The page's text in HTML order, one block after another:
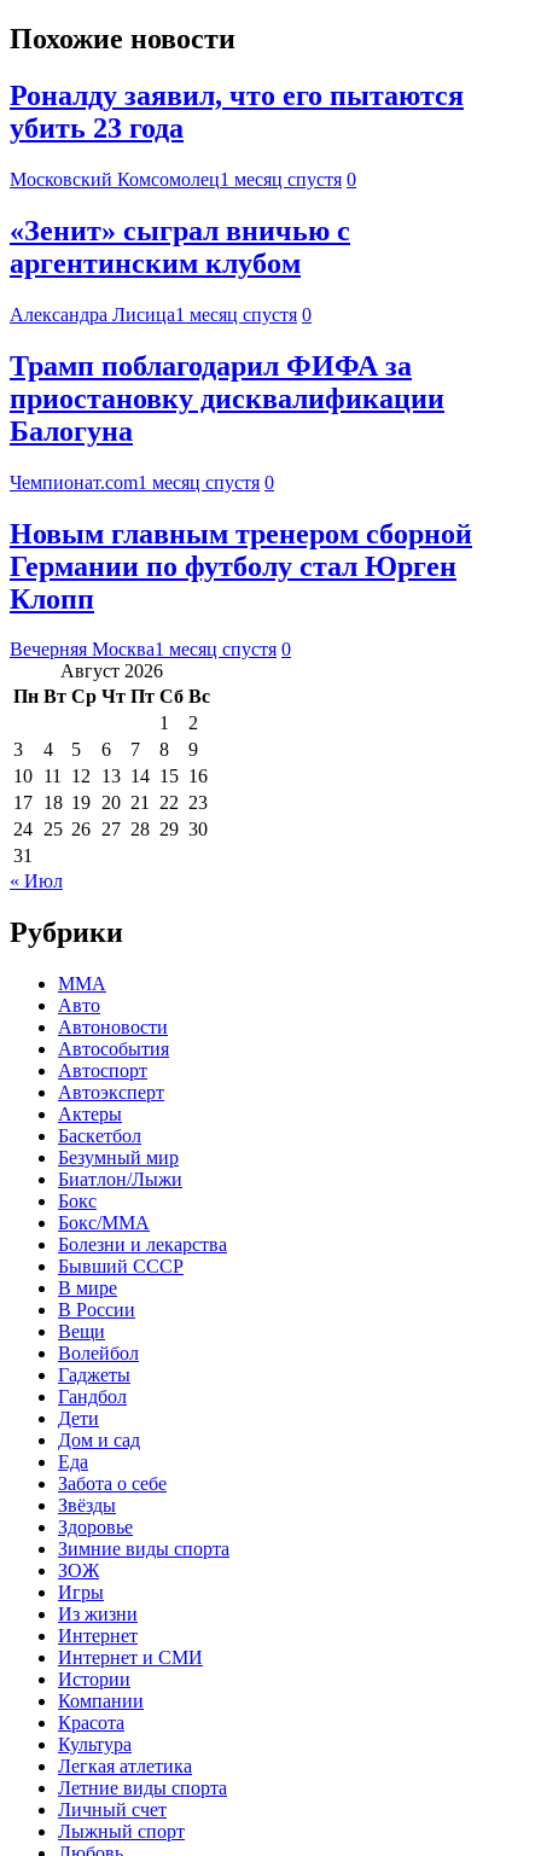
Похожие новости
Роналду заявил, что его пытаются
убить 23 года
Московский Комсомолец1 месяц спустя 0
«Зенит» сыграл вничью с
аргентинским клубом
Александра Лисица1 месяц спустя 0
Трамп поблагодарил ФИФА за
приостановку дисквалификации
Балогуна
Чемпионат.com1 месяц спустя 0
Новым главным тренером сборной
Германии по футболу стал Юрген
Клопп
Вечерняя Москва1 месяц спустя 0
Август 2026
Пн Вт Ср Чт Пт Сб Вс
1
2
3
4 5 6 7 8
9
10 11 12 13 14 15 16
17 18 19 20 21 22 23
24 25 26 27 28 29 30
31
« Июл
Рубрики
MMA
Авто
Автоновости
Автособытия
Автоспорт
Автоэксперт
Актеры
Баскетбол
Безумный мир
Биатлон/Лыжи
Бокс
Бокс/MMA
Болезни и лекарства
Бывший СССР
В мире
В России
Вещи
Волейбол
Гаджеты
Гандбол
Дети
Дом и сад
Еда
Забота о себе
Звёзды
Здоровье
Зимние виды спорта
ЗОЖ
Игры
Из жизни
Интернет
Интернет и СМИ
Истории
Компании
Красота
Культура
Легкая атлетика
Летние виды спорта
Личный счет
Лыжный спорт